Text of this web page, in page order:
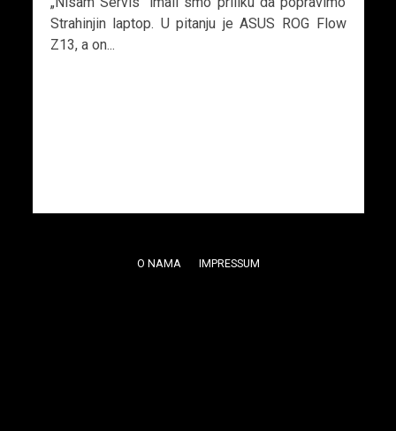
Strahinjin laptop. U pitanju je ASUS ROG Flow
Z13, a on...
O NAMA IMPRESSUM